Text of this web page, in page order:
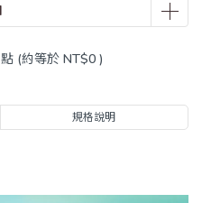
點 (約等於 NT$0 )
規格說明